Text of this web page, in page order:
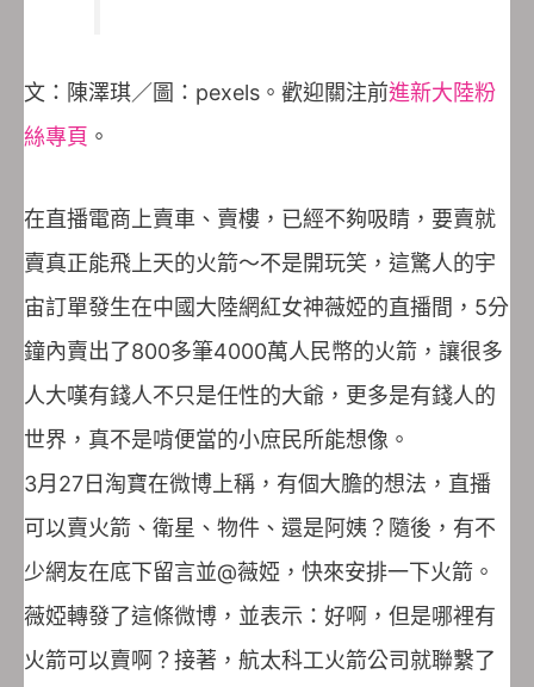
文：陳澤琪／圖：pexels。歡迎關注前進新大陸粉
絲專頁 。
在直播電商上賣車、賣樓，已經不夠吸睛，要賣就
賣真正能飛上天的火箭～不是開玩笑，這驚人的宇
宙訂單發生在中國大陸網紅女神薇婭的直播間，5分
鐘內賣出了800多筆4000萬人民幣的火箭，讓很多
人大嘆有錢人不只是任性的大爺，更多是有錢人的
世界，真不是啃便當的小庶民所能想像。
3月27日淘寶在微博上稱，有個大膽的想法，直播
可以賣火箭、衛星、物件、還是阿姨？隨後，有不
少網友在底下留言並@薇婭，快來安排一下火箭。
薇婭轉發了這條微博，並表示：好啊，但是哪裡有
火箭可以賣啊？接著，航太科工火箭公司就聯繫了